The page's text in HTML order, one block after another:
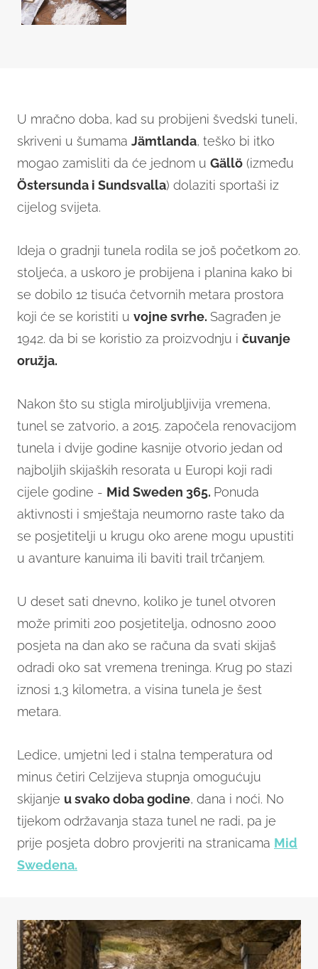
U mračno doba, kad su probijeni švedski tuneli,
skriveni u šumama Jämtlanda, teško bi itko
mogao zamisliti da će jednom u Gällö (između
Östersunda i Sundsvalla) dolaziti sportaši iz
cijelog svijeta.
Ideja o gradnji tunela rodila se još početkom 20.
stoljeća, a uskoro je probijena i planina kako bi
se dobilo 12 tisuća četvornih metara prostora
koji će se koristiti u vojne svrhe. Sagrađen je
1942. da bi se koristio za proizvodnju i čuvanje
oružja.
Nakon što su stigla miroljubljivija vremena,
tunel se zatvorio, a 2015. započela renovacijom
tunela i dvije godine kasnije otvorio jedan od
najboljih skijaških resorata u Europi koji radi
cijele godine - Mid Sweden 365. Ponuda
aktivnosti i smještaja neumorno raste tako da
se posjetitelji u krugu oko arene mogu upustiti
u avanture kanuima ili baviti trail trčanjem.
U deset sati dnevno, koliko je tunel otvoren
može primiti 200 posjetitelja, odnosno 2000
posjeta na dan ako se računa da svati skijaš
odradi oko sat vremena treninga. Krug po stazi
iznosi 1,3 kilometra, a visina tunela je šest
metara.
Ledice, umjetni led i stalna temperatura od
minus četiri Celzijeva stupnja omogućuju
skijanje u svako doba godine, dana i noći. No
tijekom održavanja staza tunel ne radi, pa je
prije posjeta dobro provjeriti na stranicama Mid
Swedena.